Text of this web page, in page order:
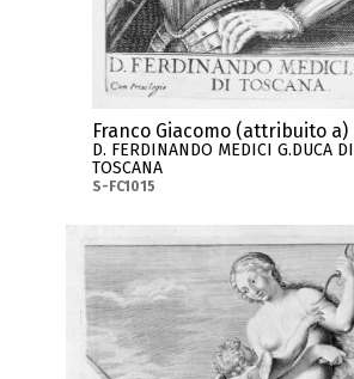
Franco Giacomo (attribuito a)
D. FERDINANDO MEDICI G.DUCA DI
TOSCANA
S-FC1015